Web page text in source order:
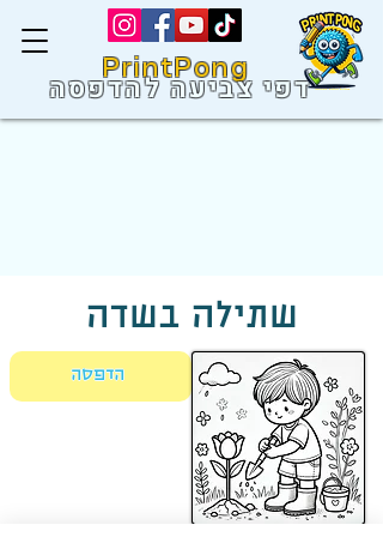
PrintPong
דפי צביעה להדפסה
שתילה בשדה
הדפסה